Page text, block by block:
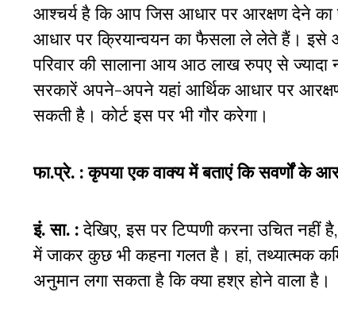
आश्चर्य है कि आप जिस आधार पर आरक्षण देने
आधार पर क्रियान्वयन का फैसला ले लेते हैं। इसे
परिवार की सालाना आय आठ लाख रुपए से ज्यादा
सरकारें अपने-अपने यहां आर्थिक आधार पर
सकती है। कोर्ट इस पर भी गौर करेगा।
फा.प्रे. :कृपया एक वाक्य में बताएं कि सवर्णों के
इं. सा. :देखिए, इस पर टिप्पणी करना उचित नहीं
में जाकर कुछ भी कहना गलत है। हां, तथ्यात्मक
अनुमान लगा सकता है कि क्या हश्र होने वाला है।